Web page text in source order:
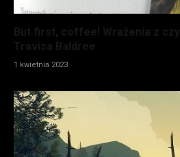
1 kwietnia 2023